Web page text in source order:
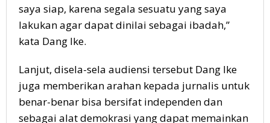
saya siap, karena segala sesuatu yang saya
lakukan agar dapat dinilai sebagai ibadah,”
kata Dang Ike.
Lanjut, disela-sela audiensi tersebut Dang Ike
juga memberikan arahan kepada jurnalis untuk
benar-benar bisa bersifat independen dan
sebagai alat demokrasi yang dapat memainkan